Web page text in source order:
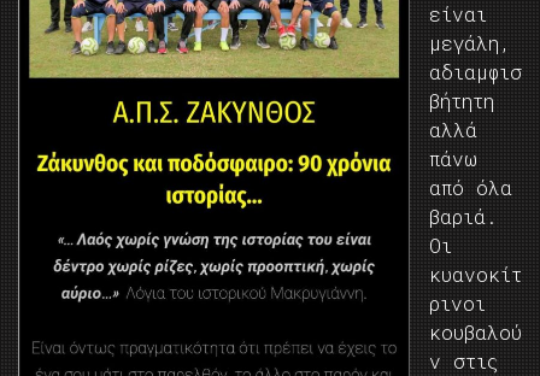
είναι
μεγάλη,
αδιαμφισ
βήτητη
αλλά
πάνω
από όλα
βαριά.
Οι
κυανοκίτ
ρινοι
κουβαλού
ν στις